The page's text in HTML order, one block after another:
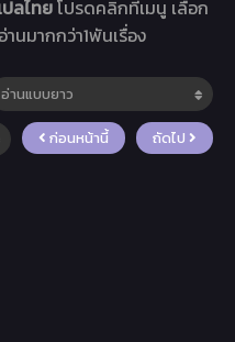
ลไทยโปรดคลิกที่เมนู เลือก
นมากกว่า1พันเรื่อง
ก่อนหน้านี้ ถัดไป